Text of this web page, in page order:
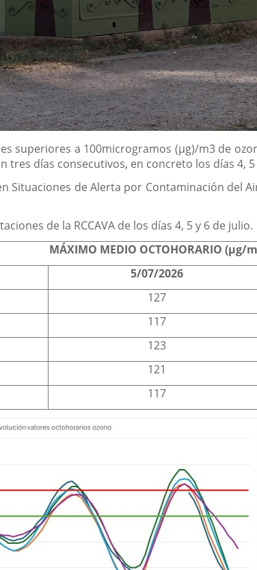
superiores a 100microgramos (µg)/m3 de
tres días consecutivos, en concreto los días 4,
de Alerta por Contaminación del
de la RCCAVA de los días 4, 5 y 6 de julio.
MÁXIMO MEDIO OCTOHORARIO (µg/m
5/07/2026
127
117
123
121
117